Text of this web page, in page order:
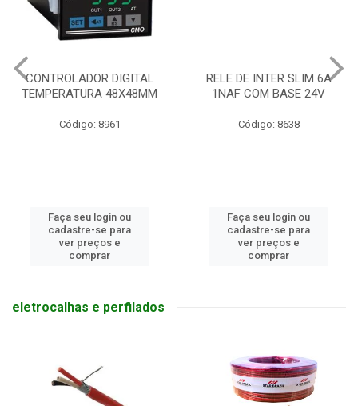
CONTROLADOR DIGITAL
TEMPERATURA 48X48MM
Código: 8961
Faça seu login ou
cadastre-se para
ver preços e
comprar
RELE DE INTER SLIM 6A
1NAF COM BASE 24V
Código: 8638
Faça seu login ou
cadastre-se para
ver preços e
comprar
eletrocalhas e perfilados